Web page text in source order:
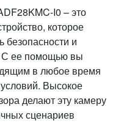
I0 – это
которое
безопасности и
С ее помощью вы
в любое время
Высокое
делают эту камеру
сценариев